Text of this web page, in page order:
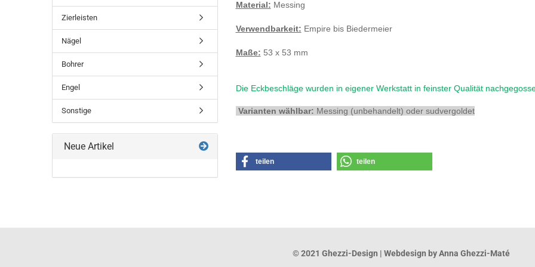
Material: Messing
Verwendbarkeit: Empire bis Biedermeier
Maße: 53 x 53 mm
Die Eckbeschläge wurden in eigener Werkstatt in feinster Qualität
Varianten wählbar: Messing (unbehandelt) oder sudvergoldet
teilen teilen
Zierleisten
Nägel
Bohrer
Engel
Sonstige
Neue Artikel
© 2021 Ghezzi-Design | Webdesign by Anna Ghezzi-Maté